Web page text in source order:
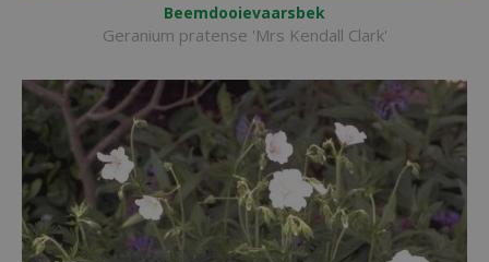
Beemdooievaarsbek
Geranium pratense 'Mrs Kendall Clark'